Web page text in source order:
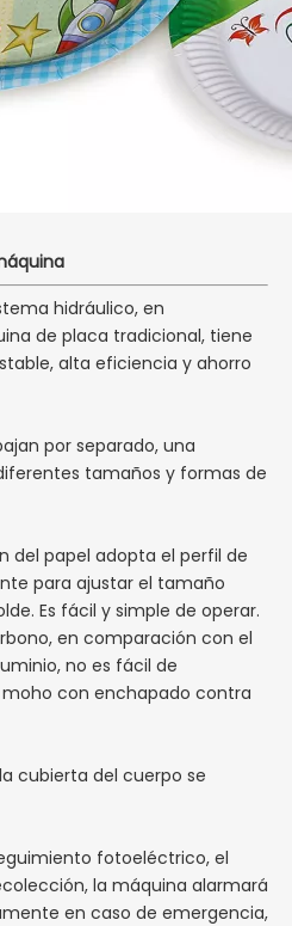
hidráulico, en
de placa tradicional, tiene
alta eficiencia y ahorro
por separado, una
tamaños y formas de
del papel adopta el perfil de
para ajustar el tamaño
Es fácil y simple de operar.
en comparación con el
no es fácil de
con enchapado contra
cubierta del cuerpo se
fotoeléctrico, el
la máquina alarmará
en caso de emergencia,